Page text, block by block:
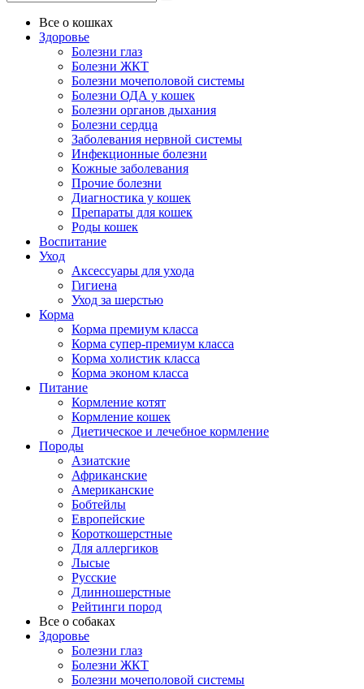
Все о кошках
Здоровье
Болезни глаз
Болезни ЖКТ
Болезни мочеполовой системы
Болезни ОДА у кошек
Болезни органов дыхания
Болезни сердца
Заболевания нервной системы
Инфекционные болезни
Кожные заболевания
Прочие болезни
Диагностика у кошек
Препараты для кошек
Роды кошек
Воспитание
Уход
Аксессуары для ухода
Гигиена
Уход за шерстью
Корма
Корма премиум класса
Корма супер-премиум класса
Корма холистик класса
Корма эконом класса
Питание
Кормление котят
Кормление кошек
Диетическое и лечебное кормление
Породы
Азиатские
Африканские
Американские
Бобтейлы
Европейские
Короткошерстные
Для аллергиков
Лысые
Русские
Длинношерстные
Рейтинги пород
Все о собаках
Здоровье
Болезни глаз
Болезни ЖКТ
Болезни мочеполовой системы